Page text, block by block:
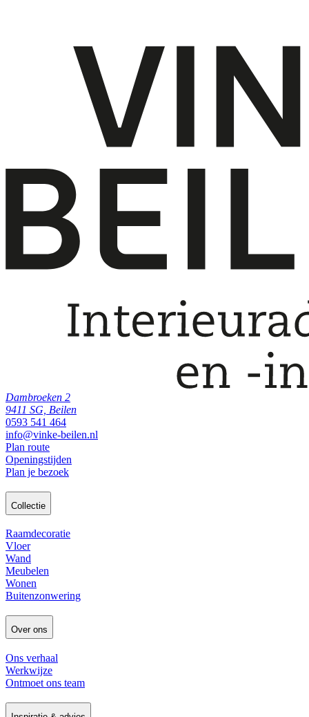
Dambroeken 2
9411 SG, Beilen
0593 541 464
info@vinke-beilen.nl
Plan route
Openingstijden
Plan je bezoek
Collectie
Raamdecoratie
Vloer
Wand
Meubelen
Wonen
Buitenzonwering
Over ons
Ons verhaal
Werkwijze
Ontmoet ons team